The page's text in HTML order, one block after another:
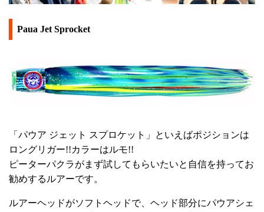
Paua Jet Sprocket
「パウア ジェット スプロケット」といえばポジションは
ロングリガー!!カラーはルモ!!
ピーターパクラがまず試してもらいたいと自信を持ってお
勧めするルアーです。
ルアーヘッドがソフトヘッドで、ヘッド部分にパウアシェ